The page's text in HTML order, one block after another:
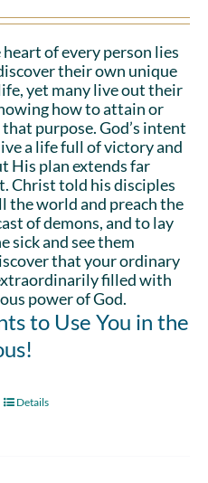
of every person lies
their own unique
yet many live out their
how to attain or
purpose. God’s intent
a life full of victory and
His plan extends far
Christ told his disciples
the world and preach the
of demons, and to lay
sick and see them
that your ordinary
filled with
power of God.
to Use You in the
Details